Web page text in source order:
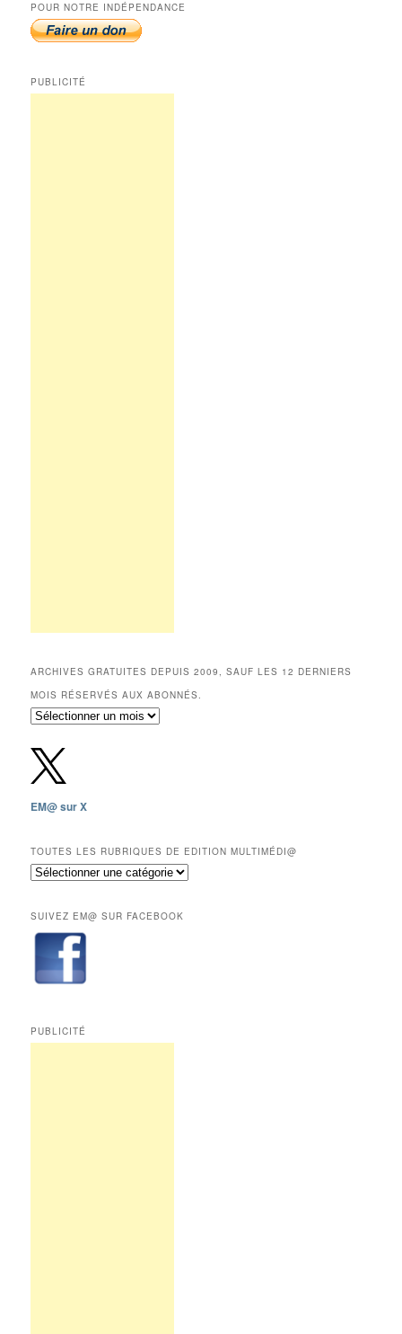
POUR NOTRE INDÉPENDANCE
PUBLICITÉ
ARCHIVES GRATUITES DEPUIS 2009, SAUF LES 12 DERNIERS
MOIS RÉSERVÉS AUX ABONNÉS.
Archives
depuis
2009,
sauf
les
mois
réservés
aux
EM@ sur X
TOUTES LES RUBRIQUES DE EDITION MULTIMÉDI@
Toutes
de
Edition
Multimédi@
SUIVEZ EM@ SUR FACEBOOK
PUBLICITÉ